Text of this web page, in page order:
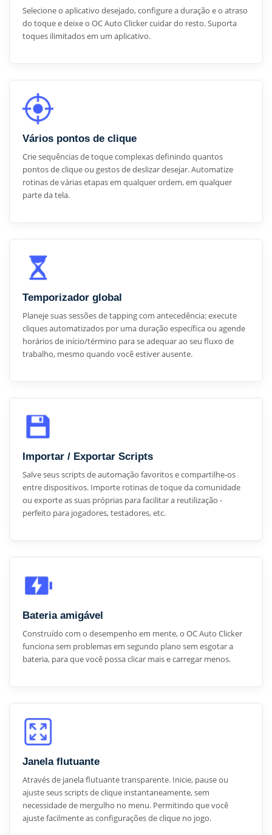
Selecione o aplicativo desejado, configure a duração e o atraso
do toque e deixe o OC Auto Clicker cuidar do resto. Suporta
toques ilimitados em um aplicativo.
Vários pontos de clique
Crie sequências de toque complexas definindo quantos
pontos de clique ou gestos de deslizar desejar. Automatize
rotinas de várias etapas em qualquer ordem, em qualquer
parte da tela.
Temporizador global
Planeje suas sessões de tapping com antecedência: execute
cliques automatizados por uma duração específica ou agende
horários de início/término para se adequar ao seu fluxo de
trabalho, mesmo quando você estiver ausente.
Importar / Exportar Scripts
Salve seus scripts de automação favoritos e compartilhe-os
entre dispositivos. Importe rotinas de toque da comunidade
ou exporte as suas próprias para facilitar a reutilização -
perfeito para jogadores, testadores, etc.
Bateria amigável
Construído com o desempenho em mente, o OC Auto Clicker
funciona sem problemas em segundo plano sem esgotar a
bateria, para que você possa clicar mais e carregar menos.
Janela flutuante
Através de janela flutuante transparente. Inicie, pause ou
ajuste seus scripts de clique instantaneamente, sem
necessidade de mergulho no menu. Permitindo que você
ajuste facilmente as configurações de clique no jogo.